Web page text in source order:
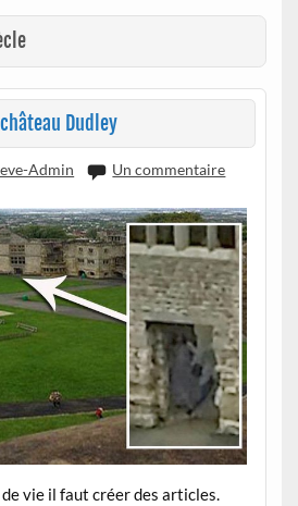
Dudley
Admin Un commentaire
vie il faut créer des articles.